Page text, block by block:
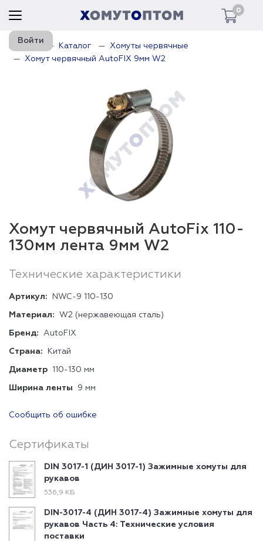
0
Войти
Главная Каталог
Хомуты червячные
Хомут червячный AutoFIX 9мм W2
Хомут червячный AutoFix 110-
130мм лента 9мм W2
Технические характеристики
Артикул: NWC-9 110-130
Материал: W2 (нержавеющая сталь)
Бренд: AutoFIX
Страна: Китай
Диаметр 110-130 мм
Ширина ленты 9 мм
Сообщить об ошибке
Сертификаты
DIN 3017-1 (ДИН 3017-1) Зажимные хомуты для
рукавов
536,9 КБ
DIN-3017-4 (ДИН 3017-4) Зажимные хомуты для
рукавов Часть 4: Технические условия
поставки